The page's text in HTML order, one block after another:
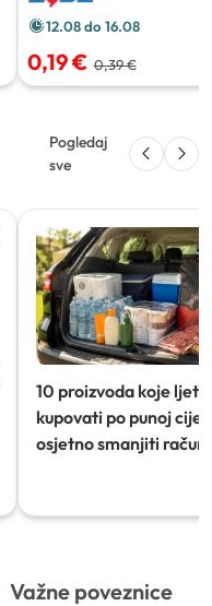
12.08 do 16.08
0,19 € 0,39 €
Pogledaj
sve
10 proizvoda koje ljeti
kupovati po punoj
osjetno smanjiti račun)
Važne poveznice